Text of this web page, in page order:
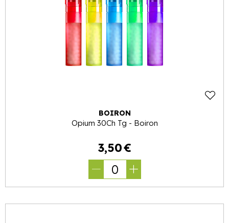
BOIRON
Opium 30Ch Tg - Boiron
3,50€
0